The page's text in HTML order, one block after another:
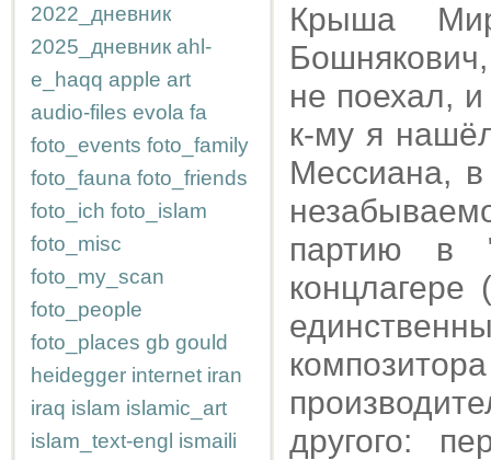
2022_дневник
2025_дневник ahl-
e_haqq apple art
audio-files evola fa
foto_events foto_family
foto_fauna foto_friends
foto_ich foto_islam
foto_misc
foto_my_scan
foto_people
foto_places gb gould
heidegger internet iran
iraq islam islamic_art
islam_text-engl ismaili
Крыша
не поехал,
к-му я
Мессиана, в
партию в
другого: